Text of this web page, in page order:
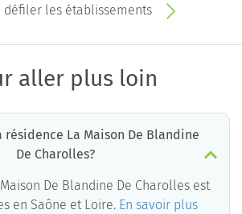
défiler les établissements
aller plus loin
résidence La Maison De Blandine
De Charolles?
De Blandine De Charolles est
en Saône et Loire. En savoir plus